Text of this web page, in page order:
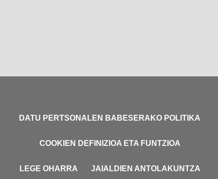
DATU PERTSONALEN BABESERAKO POLITIKA
COOKIEN DEFINIZIOA ETA FUNTZIOA
LEGE OHARRA JAIALDIEN ANTOLAKUNTZA